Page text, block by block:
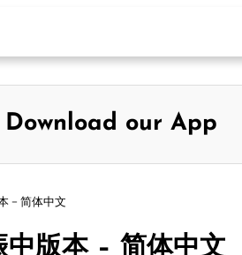
Download our App
– 简体中文
版本 – 简体中文